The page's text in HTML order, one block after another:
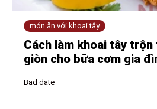
món ăn với khoai tây
Cách làm khoai tây
giòn cho bữa cơm gia
Bad date